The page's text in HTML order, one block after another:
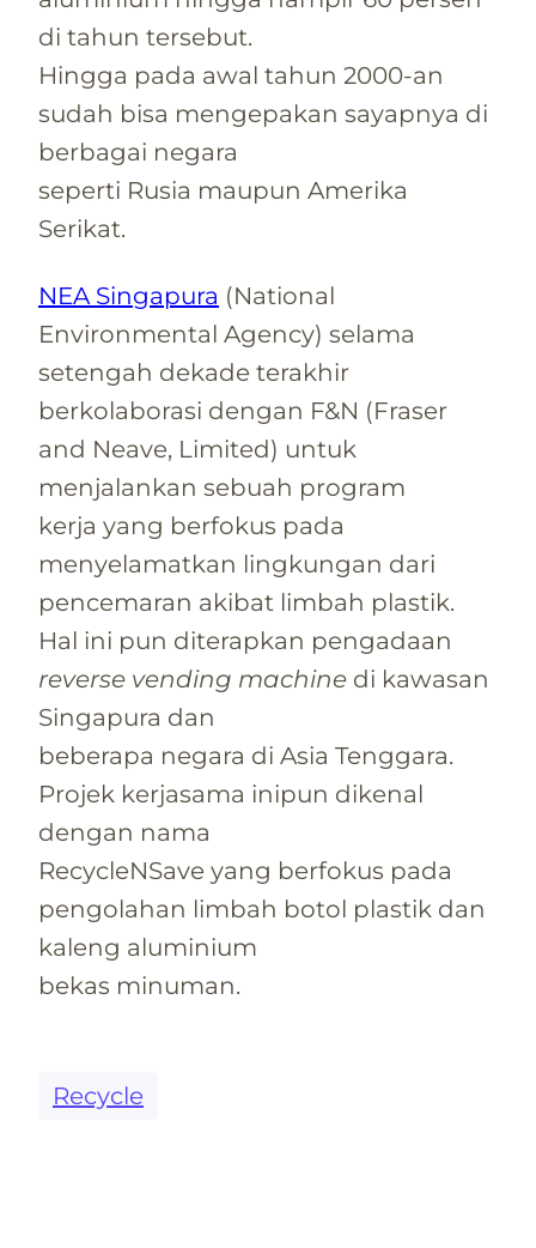
di tahun tersebut.
Hingga pada awal tahun 2000-an
sudah bisa mengepakan sayapnya di
berbagai negara
seperti Rusia maupun Amerika
Serikat.
NEA Singapura (National
Environmental Agency) selama
setengah dekade terakhir
berkolaborasi dengan F&N (Fraser
and Neave, Limited) untuk
menjalankan sebuah program
kerja yang berfokus pada
menyelamatkan lingkungan dari
pencemaran akibat limbah plastik.
Hal ini pun diterapkan pengadaan
reverse vending machine di kawasan
Singapura dan
beberapa negara di Asia Tenggara.
Projek kerjasama inipun dikenal
dengan nama
RecycleNSave yang berfokus pada
pengolahan limbah botol plastik dan
kaleng aluminium
bekas minuman.
Recycle